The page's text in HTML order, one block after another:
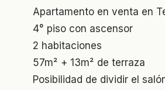
Apartamento en venta en
4° piso con ascensor
2 habitaciones
57m² + 13m² de terraza
Posibilidad de dividir el